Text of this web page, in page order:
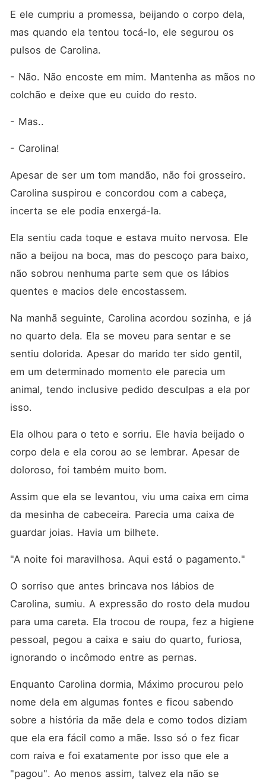
E ele cumpriu a promessa, beijando o corpo dela,
mas quando ela tentou tocá-lo, ele segurou os
pulsos de Carolina.
- Não. Não encoste em mim. Mantenha as mãos no
colchão e deixe que eu cuido do resto.
- Mas..
- Carolina!
Apesar de ser um tom mandão, não foi grosseiro.
Carolina suspirou e concordou com a cabeça,
incerta se ele podia enxergá-la.
Ela sentiu cada toque e estava muito nervosa. Ele
não a beijou na boca, mas do pescoço para baixo,
não sobrou nenhuma parte sem que os lábios
quentes e macios dele encostassem.
Na manhã seguinte, Carolina acordou sozinha, e já
no quarto dela. Ela se moveu para sentar e se
sentiu dolorida. Apesar do marido ter sido gentil,
em um determinado momento ele parecia um
animal, tendo inclusive pedido desculpas a ela por
isso.
Ela olhou para o teto e sorriu. Ele havia beijado o
corpo dela e ela corou ao se lembrar. Apesar de
doloroso, foi também muito bom.
Assim que ela se levantou, viu uma caixa em cima
da mesinha de cabeceira. Parecia uma caixa de
guardar joias. Havia um bilhete.
"A noite foi maravilhosa. Aqui está o pagamento."
O sorriso que antes brincava nos lábios de
Carolina, sumiu. A expressão do rosto dela mudou
para uma careta. Ela trocou de roupa, fez a higiene
pessoal, pegou a caixa e saiu do quarto, furiosa,
ignorando o incômodo entre as pernas.
Enquanto Carolina dormia, Máximo procurou pelo
nome dela em algumas fontes e ficou sabendo
sobre a história da mãe dela e como todos diziam
que ela era fácil como a mãe. Isso só o fez ficar
com raiva e foi exatamente por isso que ele a
"pagou". Ao menos assim, talvez ela não se